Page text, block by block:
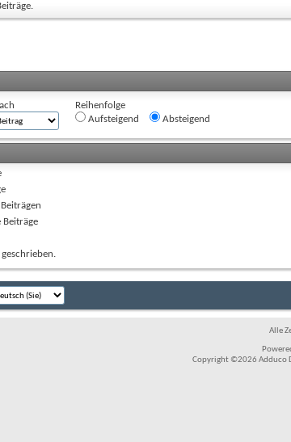
Reihenfolge
Aufsteigend
Absteigend
Beiträge
Alle
Copyright ©2026 Adduco